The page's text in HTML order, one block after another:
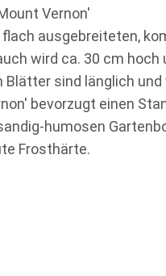
Vernon'
ausgebreiteten,
wird ca. 30 cm hoch
sind länglich und
bevorzugt einen
humosen
Frosthärte.